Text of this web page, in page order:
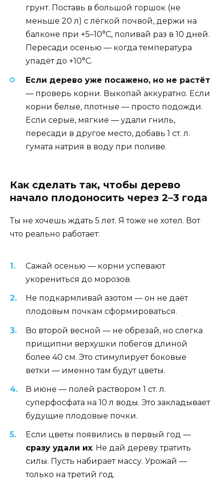
грунт. Поставь в большой горшок (не
меньше 20 л) с лёгкой почвой, держи на
балконе при +5–10°C, поливай раз в 10 дней.
Пересади осенью — когда температура
упадёт до +10°C.
Если дерево уже посажено, но не растёт
— проверь корни. Выкопай аккуратно. Если
корни белые, плотные — просто подожди.
Если серые, мягкие — удали гниль,
пересади в другое место, добавь 1 ст. л.
гумата натрия в воду при поливе.
Как сделать так, чтобы дерево
начало плодоносить через 2–3 года
Ты не хочешь ждать 5 лет. Я тоже не хотел. Вот
что реально работает:
Сажай осенью — корни успевают
укорениться до морозов.
Не подкармливай азотом — он не даёт
плодовым почкам сформироваться.
Во второй весной — не обрезай, но слегка
прищипни верхушки побегов длиной
более 40 см. Это стимулирует боковые
ветки — именно там будут цветы.
В июне — полей раствором 1 ст. л.
суперфосфата на 10 л воды. Это закладывает
будущие плодовые почки.
Если цветы появились в первый год —
сразу удали их. Не дай дереву тратить
силы. Пусть набирает массу. Урожай —
только на третий год.